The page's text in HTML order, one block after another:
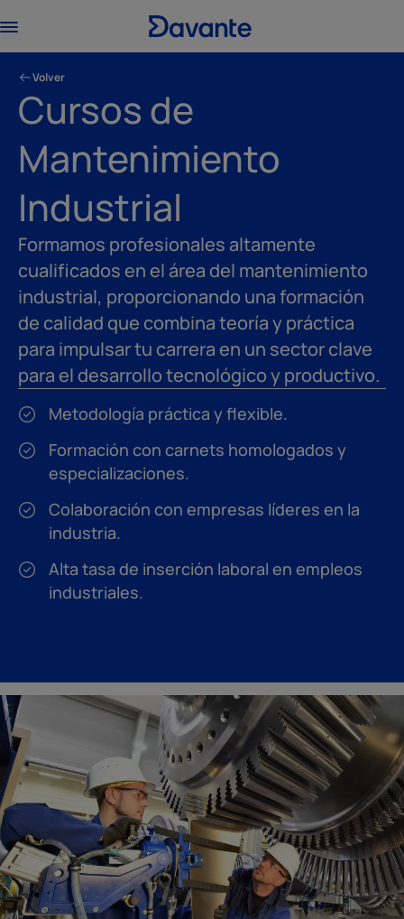
Volver
Cursos de
Mantenimiento
Industrial
Formamos profesionales altamente
cualificados en el área del mantenimiento
industrial, proporcionando una formación
de calidad que combina teoría y práctica
para impulsar tu carrera en un sector clave
para el desarrollo tecnológico y productivo.
Metodología práctica y flexible.
Formación con carnets homologados y
especializaciones.
Colaboración con empresas líderes en la
industria.
Alta tasa de inserción laboral en empleos
industriales.